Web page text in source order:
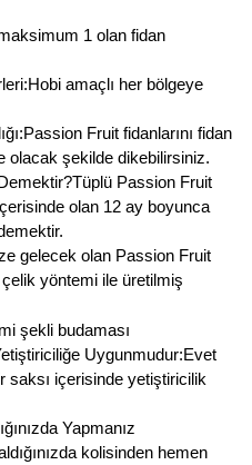
1 olan fidan
amaçlı her bölgeye
Fruit fidanlarını fidan
olacak şekilde dikebilirsiniz.
Passion Fruit
olan 12 ay boyunca
gelecek olan Passion Fruit
yöntemi ile üretilmiş
Uygunmudur:Evet
saksı içerisinde yetiştiricilik
Yapmanız
kolisinden hemen